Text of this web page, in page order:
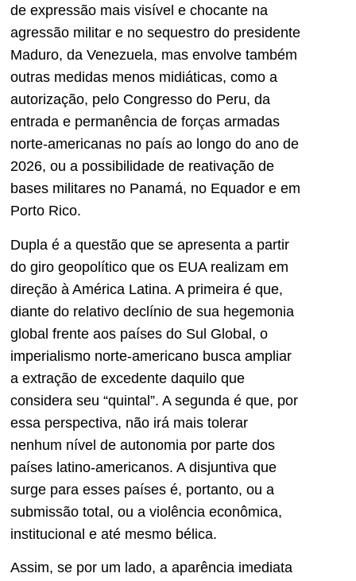
de expressão mais visível e chocante na
agressão militar e no sequestro do presidente
Maduro, da Venezuela, mas envolve também
outras medidas menos midiáticas, como a
autorização, pelo Congresso do Peru, da
entrada e permanência de forças armadas
norte-americanas no país ao longo do ano de
2026, ou a possibilidade de reativação de
bases militares no Panamá, no Equador e em
Porto Rico.
Dupla é a questão que se apresenta a partir
do giro geopolítico que os EUA realizam em
direção à América Latina. A primeira é que,
diante do relativo declínio de sua hegemonia
global frente aos países do Sul Global, o
imperialismo norte-americano busca ampliar
a extração de excedente daquilo que
considera seu “quintal”. A segunda é que, por
essa perspectiva, não irá mais tolerar
nenhum nível de autonomia por parte dos
países latino-americanos. A disjuntiva que
surge para esses países é, portanto, ou a
submissão total, ou a violência econômica,
institucional e até mesmo bélica.
Assim, se por um lado, a aparência imediata